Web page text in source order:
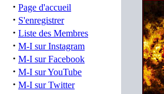
· Page d'accueil
· S'enregistrer
· Liste des Membres
· M-I sur Instagram
· M-I sur Facebook
· M-I sur YouTube
· M-I sur Twitter